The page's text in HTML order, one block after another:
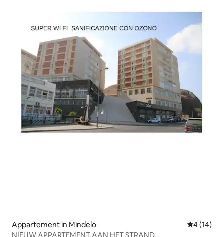
Appartement in Mindelo
4 (14)